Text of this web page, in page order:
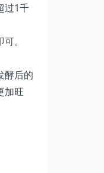
过1千
。
酵后的
加旺